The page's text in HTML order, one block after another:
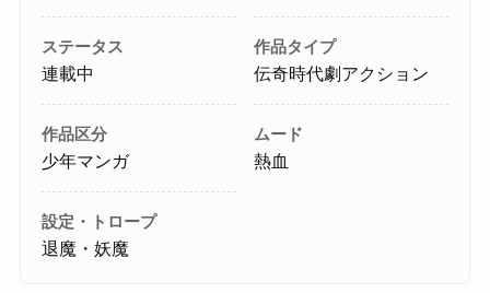
ステータス
連載中
作品タイプ
伝奇時代劇アクション
作品区分
少年マンガ
ムード
熱血
設定・トロープ
退魔・妖魔